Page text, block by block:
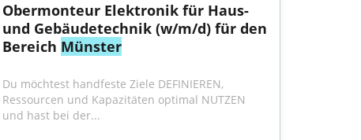
Obermonteur Elektronik für Haus-
und Gebäudetechnik (w/m/d) für den
Bereich Münster
Du möchtest handfeste Ziele DEFINIEREN,
Ressourcen und Kapazitäten optimal NUTZEN
und hast bei der...